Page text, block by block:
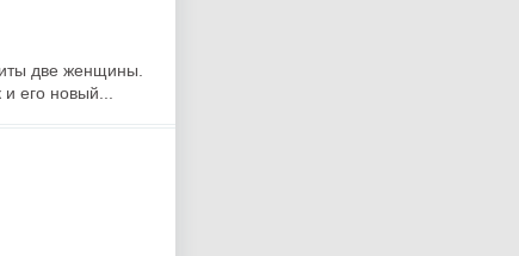
две женщины.
его новый...